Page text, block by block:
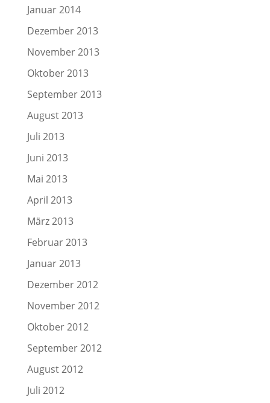
Januar 2014
Dezember 2013
November 2013
Oktober 2013
September 2013
August 2013
Juli 2013
Juni 2013
Mai 2013
April 2013
März 2013
Februar 2013
Januar 2013
Dezember 2012
November 2012
Oktober 2012
September 2012
August 2012
Juli 2012